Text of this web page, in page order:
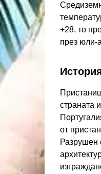
+28, то
през юли-
страната
от
Разрушен